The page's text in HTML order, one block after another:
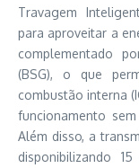
Travagem
para aproveitar a
complementado
(BSG), o que
combustão interna
funcionamento
Além disso, a
disponibilizando